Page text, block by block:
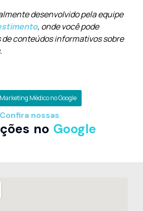
desenvolvido pela equipe
, onde você pode
conteúdos informativos sobre
Médico no Google
Confira nossas
no Google